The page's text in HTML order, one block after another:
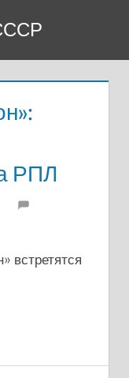
РПЛ
встретятся